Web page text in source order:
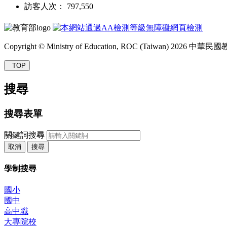
訪客人次： 797,550
Copyright © Ministry of Education, ROC (Taiwan) 2026 中華民國
TOP
搜尋
搜尋表單
關鍵詞搜尋
取消 搜尋
學制搜尋
國小
國中
高中職
大專院校